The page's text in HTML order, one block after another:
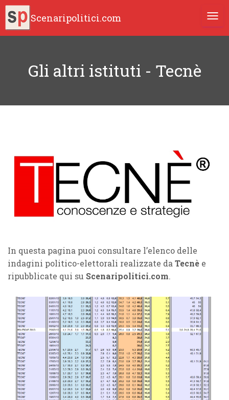
Scenaripolitici.com
Gli altri istituti - Tecnè
In questa pagina puoi consultare l’elenco delle
indagini politico-elettorali realizzate da Tecnè e
ripubblicate qui su Scenaripolitici.com.